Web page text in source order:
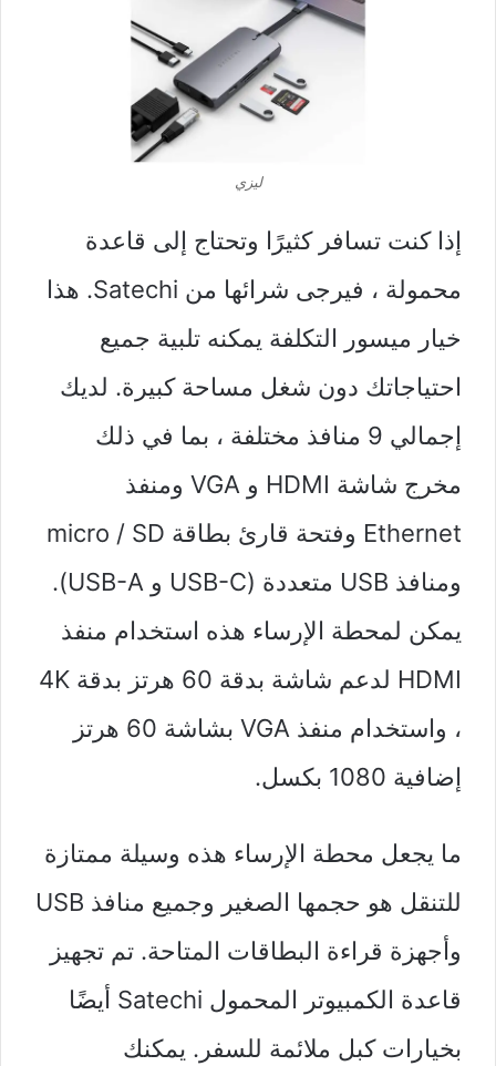
ليزي
إذا كنت تسافر كثيرًا وتحتاج إلى قاعدة
محمولة ، فيرجى شرائها من Satechi. هذا
خيار ميسور التكلفة يمكنه تلبية جميع
احتياجاتك دون شغل مساحة كبيرة. لديك
إجمالي 9 منافذ مختلفة ، بما في ذلك
مخرج شاشة HDMI و VGA ومنفذ
Ethernet وفتحة قارئ بطاقة micro / SD
ومنافذ USB متعددة (USB-C و USB-A).
يمكن لمحطة الإرساء هذه استخدام منفذ
HDMI لدعم شاشة بدقة 60 هرتز بدقة 4K
، واستخدام منفذ VGA بشاشة 60 هرتز
إضافية 1080 بكسل.
ما يجعل محطة الإرساء هذه وسيلة ممتازة
للتنقل هو حجمها الصغير وجميع منافذ USB
وأجهزة قراءة البطاقات المتاحة. تم تجهيز
قاعدة الكمبيوتر المحمول Satechi أيضًا
بخيارات كبل ملائمة للسفر. يمكنك